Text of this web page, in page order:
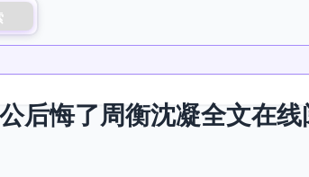
后悔了周衡沈凝全文在线